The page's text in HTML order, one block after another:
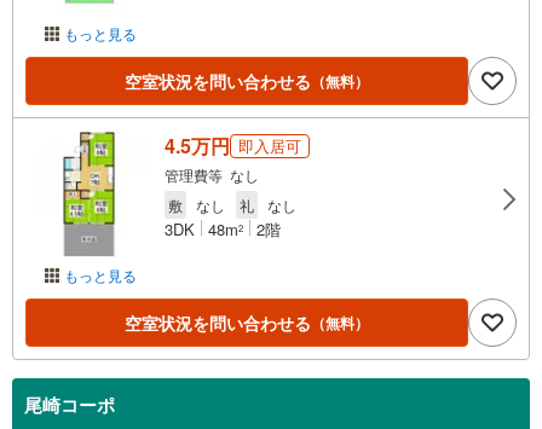
もっと見る
空室状況を問い合わせる （無料）
もっと見る
4.5万円 即入居可
管理費等 なし
敷
なし 礼 なし
3DK 48m2 2階
空室状況を問い合わせる （無料）
尾崎コーポ